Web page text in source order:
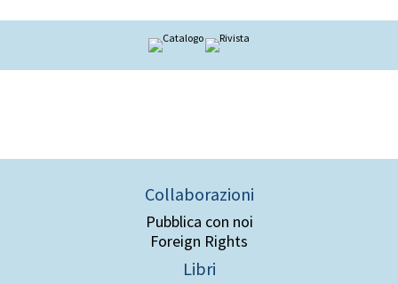
Collaborazioni
Pubblica con noi
Foreign Rights
Libri